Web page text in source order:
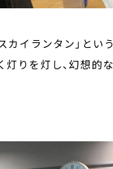
カイランタン」とい
りを灯し、幻想的